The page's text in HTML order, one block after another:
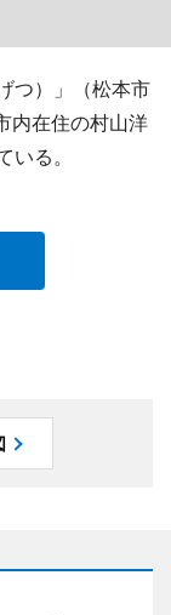
つ）」（松本市
在住の村山洋
る。